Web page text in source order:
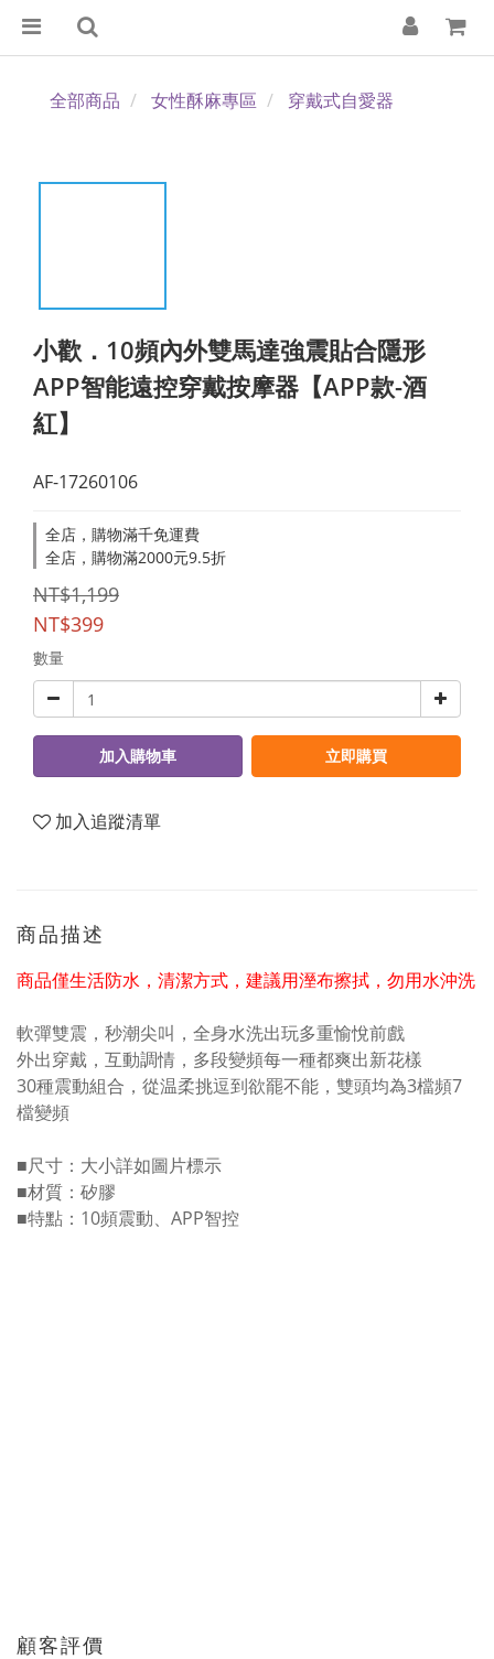
全部商品 女性酥麻專區 穿戴式自愛器
小歡．10頻內外雙馬達強震貼合隱形
APP智能遠控穿戴按摩器【APP款-酒
紅】
AF-17260106
全店，購物滿千免運費
全店，購物滿2000元9.5折
NT$1,199
NT$399
數量
加入購物車 立即購買
加入追蹤清單
商品描述
商品僅生活防水，清潔方式，建議用溼布擦拭，勿用水沖洗
軟彈雙震，秒潮尖叫，全身水洗出玩多重愉悅前戲
外出穿戴，互動調情，多段變頻每一種都爽出新花樣
30種震動組合，從温柔挑逗到欲罷不能，雙頭均為3檔頻7
檔變頻
■尺寸：大小詳如圖片標示
■材質：矽膠
■特點：10頻震動、APP智控
顧客評價